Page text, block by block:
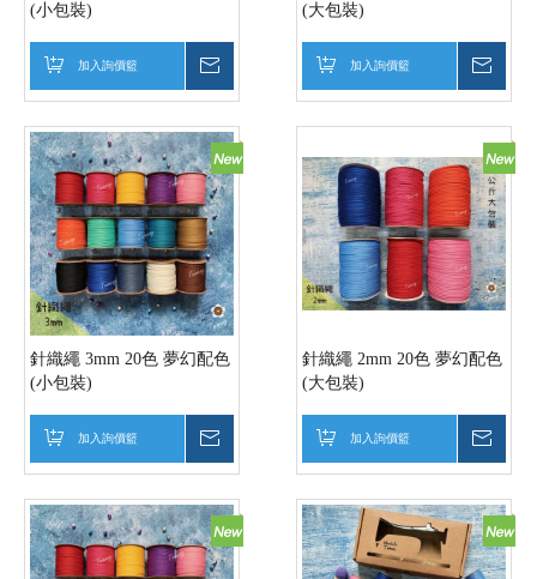
(小包裝)
加入詢價籃
(大包裝)
加入詢價籃
針織繩 3mm 20色 夢幻配色
(小包裝)
加入詢價籃
針織繩 2mm 20色 夢幻配色
(大包裝)
加入詢價籃